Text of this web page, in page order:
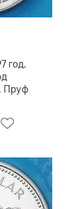
год.
Пруф